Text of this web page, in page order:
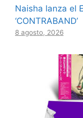
Naisha lanza el
‘CONTRABAND’
8 agosto, 2026